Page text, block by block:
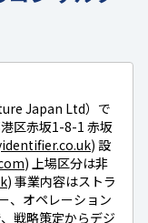
Japan Ltd）で
区赤坂1-8-1 赤坂
) 設
) 上場区分は非
) 事業内容はストラ
、オペレーション
戦略策定からデジ